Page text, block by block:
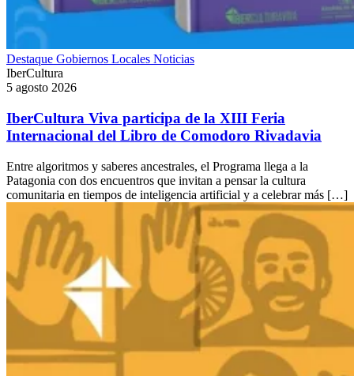
Destaque Gobiernos Locales Noticias
IberCultura
5 agosto 2026
IberCultura Viva participa de la XIII Feria
Internacional del Libro de Comodoro Rivadavia
Entre algoritmos y saberes ancestrales, el Programa llega a la
Patagonia con dos encuentros que invitan a pensar la cultura
comunitaria en tiempos de inteligencia artificial y a celebrar más […]